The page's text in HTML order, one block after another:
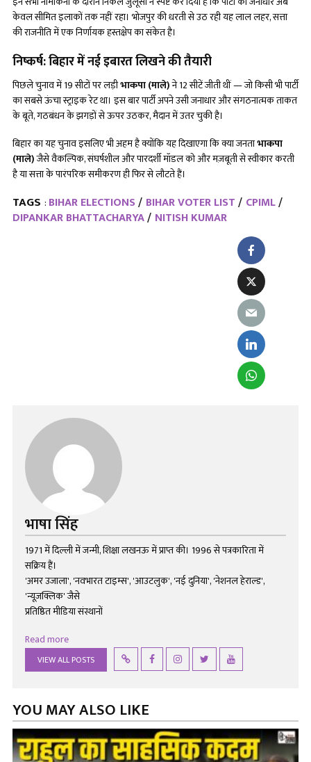
केवल सीमित इलाकों तक नहीं रहा। भोजपुर की धरती से उठ रही यह लाल लहर, सत्ता
की राजनीति में एक निर्णायक हस्तक्षेप का संकेत है।
निष्कर्ष: बिहार में नई इबारत लिखने की तैयारी
पिछले चुनाव में 19 सीटों पर लड़ीभाकपा (माले)ने 12 सीटें जीती थीं — जो किसी भी पार्टी
का सबसे ऊंचा स्ट्राइक रेट था। इस बार पार्टी अपने उसी जनाधार और संगठनात्मक ताकत
के बूते, गठबंधन के झगड़ों से ऊपर उठकर, मैदान में उतर चुकी है।
बिहार का यह चुनाव इसलिए भी अहम है क्योंकि यह दिखाएगा कि क्या जनताभाकपा
(माले)जैसे वैकल्पिक, संघर्षशील और पारदर्शी मॉडल को और मज़बूती से स्वीकार करती
है या सत्ता के पारंपरिक समीकरण ही फिर से लौटते हैं।
TAGS : BIHAR ELECTIONS BIHAR VOTER LIST
CPIML
DIPANKAR BHATTACHARYA NITISH KUMAR
भाषा सिंह
1971 में दिल्ली में जन्मी, शिक्षा लखनऊ में प्राप्त की। 1996 से पत्रकारिता में
सक्रिय हैं।
'अमर उजाला', 'नवभारत टाइम्स', 'आउटलुक', 'नई दुनिया', 'नेशनल हेराल्ड',
'न्यूज़क्लिक' जैसे
प्रतिष्ठित मीडिया संस्थानों
Read more
VIEW ALL POSTS
YOU MAY ALSO LIKE